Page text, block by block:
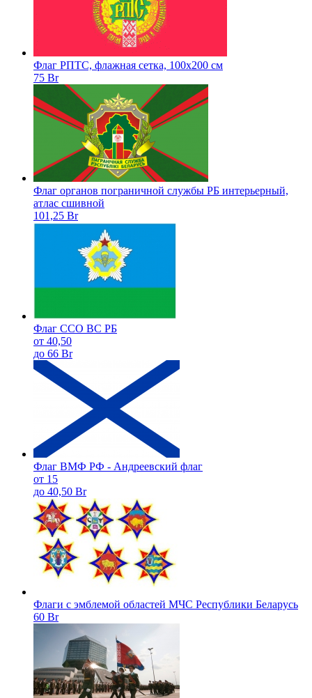
Флаг РПТС, флажная сетка, 100х200 см
75 Br
Флаг органов пограничной службы РБ интерьерный,
атлас сшивной
101,25 Br
Флаг ССО ВС РБ
от 40,50
до 66 Br
Флаг ВМФ РФ - Андреевский флаг
от 15
до 40,50 Br
Флаги с эмблемой областей МЧС Республики Беларусь
60 Br